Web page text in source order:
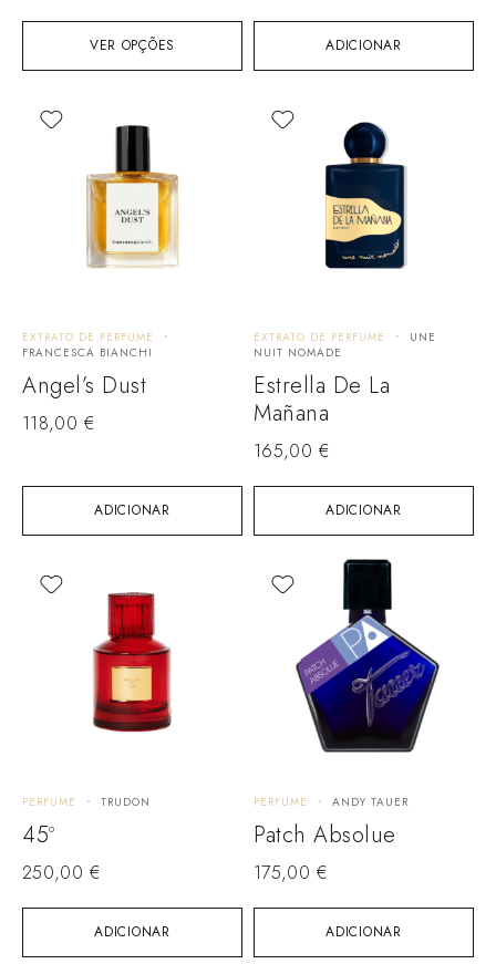
VER OPÇÕES ADICIONAR
ADICIONAR
EXTRATO DE PERFUME
FRANCESCA BIANCHI
Angel’s Dust
118,00 €
ADICIONAR
EXTRATO DE PERFUME
UNE
NUIT NOMADE
Estrella De La
Mañana
165,00 €
ADICIONAR
PERFUME TRUDON
45º
250,00 €
ADICIONAR
PERFUME ANDY TAUER
Patch Absolue
175,00 €